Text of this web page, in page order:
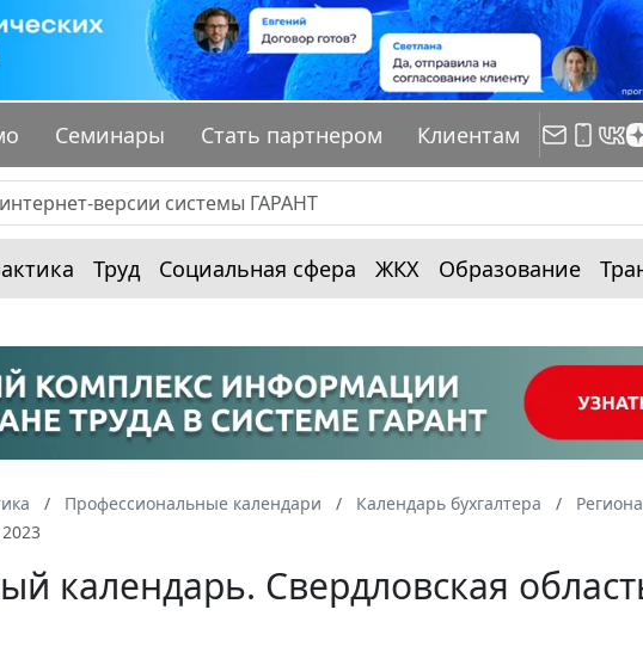
Семинары Стать партнером Клиентам
Труд Социальная сфера ЖКХ Образование
Профессиональные календари Календарь бухгалтера
календарь. Свердловская